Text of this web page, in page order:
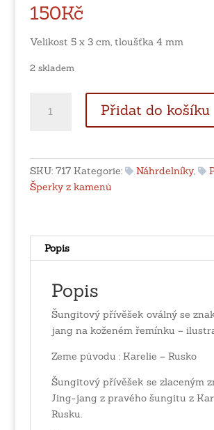
150Kč
Velikost 5 x 3 cm, tloušťka 4 mm
2 skladem
přívěšek
Jing-
jang
řemínku
množství
Přidat do košíku
SKU: 717 Kategorie: Náhrdelníky,
Šperky z kamenů
Popis
Popis
Šungitový přívěšek oválný se
jang na koženém řemínku –
Zeme původu : Karelie – Rusko
Šungitový přívěšek se zlaceným
Jing-jang z pravého šungitu z
Rusku.